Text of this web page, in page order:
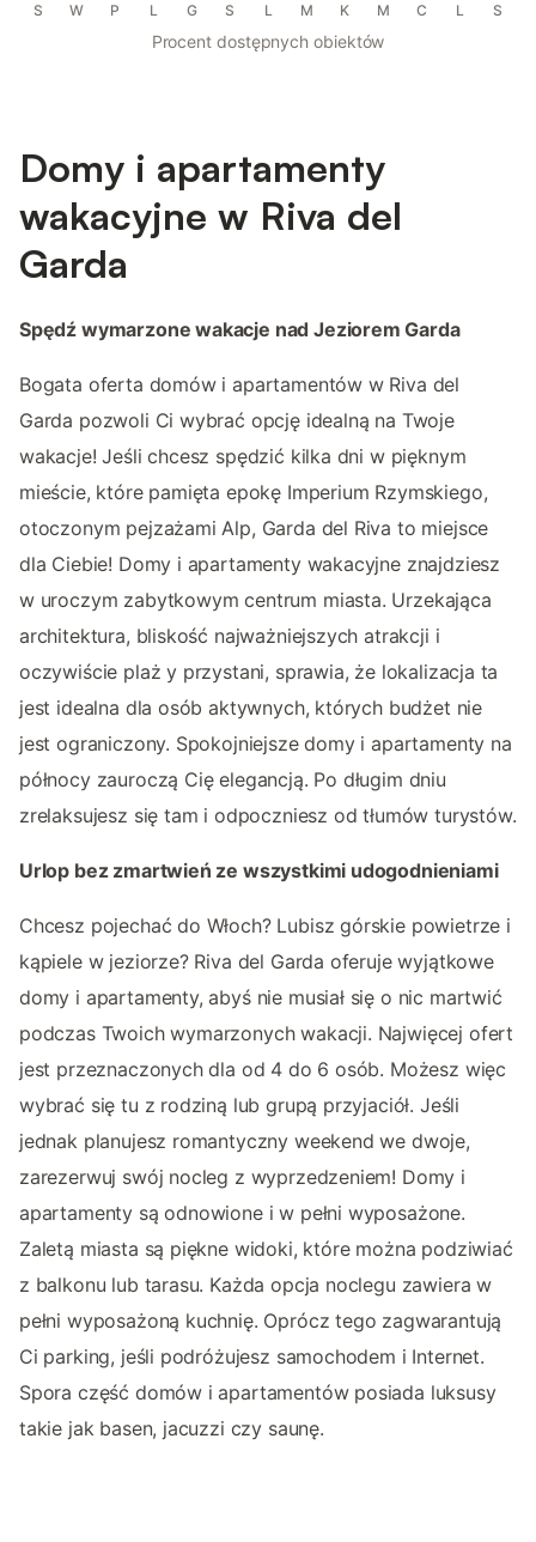
S W P L G S L M K M C L S
Procent dostępnych obiektów
Domy i apartamenty
wakacyjne w Riva del
Garda
Spędź wymarzone wakacje nad Jeziorem Garda
Bogata oferta domów i apartamentów w Riva del
Garda pozwoli Ci wybrać opcję idealną na Twoje
wakacje! Jeśli chcesz spędzić kilka dni w pięknym
mieście, które pamięta epokę Imperium Rzymskiego,
otoczonym pejzażami Alp, Garda del Riva to miejsce
dla Ciebie! Domy i apartamenty wakacyjne znajdziesz
w uroczym zabytkowym centrum miasta. Urzekająca
architektura, bliskość najważniejszych atrakcji i
oczywiście plaż y przystani, sprawia, że lokalizacja ta
jest idealna dla osób aktywnych, których budżet nie
jest ograniczony. Spokojniejsze domy i apartamenty na
północy zauroczą Cię elegancją. Po długim dniu
zrelaksujesz się tam i odpoczniesz od tłumów turystów.
Urlop bez zmartwień ze wszystkimi udogodnieniami
Chcesz pojechać do Włoch? Lubisz górskie powietrze i
kąpiele w jeziorze? Riva del Garda oferuje wyjątkowe
domy i apartamenty, abyś nie musiał się o nic martwić
podczas Twoich wymarzonych wakacji. Najwięcej ofert
jest przeznaczonych dla od 4 do 6 osób. Możesz więc
wybrać się tu z rodziną lub grupą przyjaciół. Jeśli
jednak planujesz romantyczny weekend we dwoje,
zarezerwuj swój nocleg z wyprzedzeniem! Domy i
apartamenty są odnowione i w pełni wyposażone.
Zaletą miasta są piękne widoki, które można podziwiać
z balkonu lub tarasu. Każda opcja noclegu zawiera w
pełni wyposażoną kuchnię. Oprócz tego zagwarantują
Ci parking, jeśli podróżujesz samochodem i Internet.
Spora część domów i apartamentów posiada luksusy
takie jak basen, jacuzzi czy saunę.